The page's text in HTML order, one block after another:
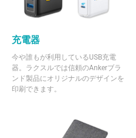
充電器
今や誰もが利用しているUSB充電
器。ラクスルでは信頼のAnkerブラ
ンド製品にオリジナルのデザインを
印刷できます。